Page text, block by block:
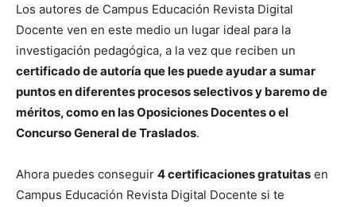
Los autores de Campus Educación Revista Digital
Docente ven en este medio un lugar ideal para la
investigación pedagógica, a la vez que reciben un
certificado de autoría que les puede ayudar a sumar
puntos en diferentes procesos selectivos y baremo de
méritos, como en las Oposiciones Docentes o el
Concurso General de Traslados.
Ahora puedes conseguir 4 certificaciones gratuitas en
Campus Educación Revista Digital Docente si te